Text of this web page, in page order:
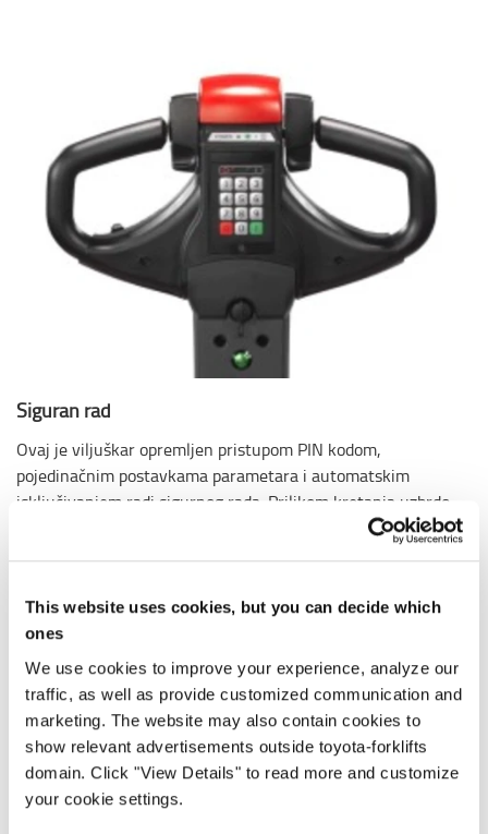
This website uses cookies, but you can decide which
ones
We use cookies to improve your experience, analyze our
traffic, as well as provide customized communication and
marketing. The website may also contain cookies to
show relevant advertisements outside toyota-forklifts
domain. Click "View Details" to read more and customize
your cookie settings.
Siguran rad
Ovaj je viljuškar opremljen pristupom PIN kodom,
pojedinačnim postavkama parametara i automatskim
isključivanjem radi sigurnog rada. Prilikom kretanja uzbrdo
ili u nagibu, može se odabrati način vožnje prema naprijed